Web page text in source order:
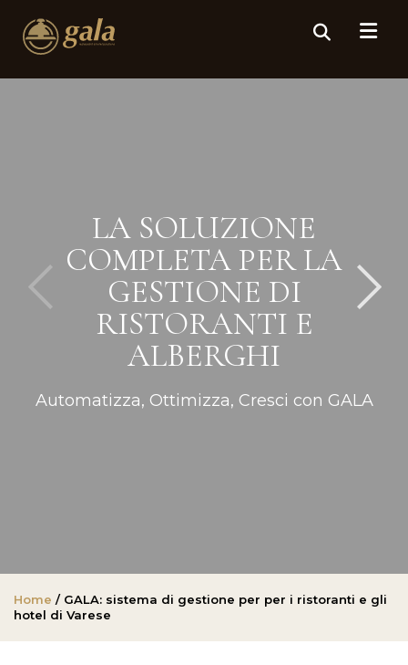
LA SOLUZIONE
COMPLETA PER LA
GESTIONE DI
RISTORANTI E
ALBERGHI
Automatizza, Ottimizza, Cresci con GALA
Home / GALA: sistema di gestione per per i ristoranti e gli
hotel di Varese